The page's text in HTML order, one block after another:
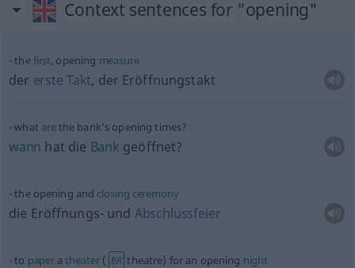
Context sentences for "opening"
thefirst, opening measure
der erste Takt, der Eröffnungstakt
what arethe bank’s opening times?
wann hat die Bank geöffnet?
the opening and closing ceremony
die Eröffnungs- und Abschlussfeier
to paper atheater( BR theatre) for an opening night